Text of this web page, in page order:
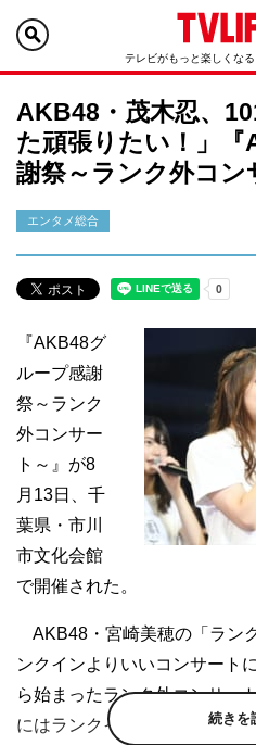
テレビがもっと楽しくな
AKB48・茂木忍、
た頑張りたい！」
謝祭～ランク外コン
エンタメ総合
『AKB48グ
ループ感謝
祭～ランク
外コンサー
ト～』が8
月13日、千
葉県・市川
市文化会館
で開催された。
AKB48・宮崎美穂の「ラン
ンクインよりいいコンサート
ら始まったランク外コンサー
にはランクインを果たせなか
続きを